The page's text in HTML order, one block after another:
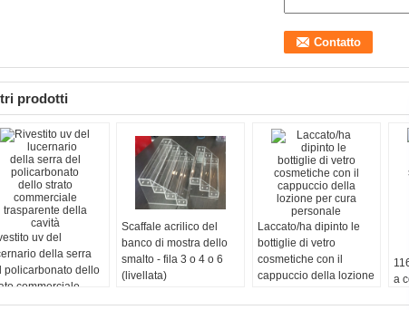
prodotti
uv del
della serra
policarbonato dello
commerciale
della cavità
Scaffale acrilico del
banco di mostra dello
smalto - fila 3 o 4 o 6
(livellata)
Laccato/ha dipinto le
bottiglie di vetro
cosmetiche con il
cappuccio della lozione
a